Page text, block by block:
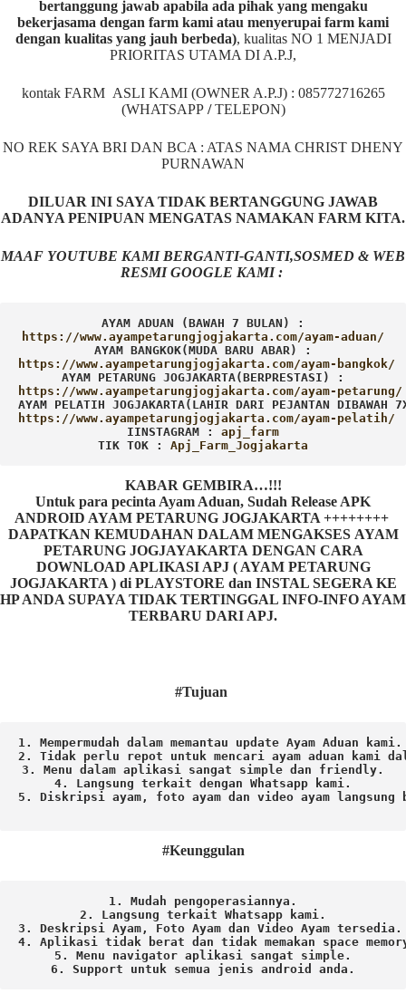
bertanggung jawab apabila ada pihak yang mengaku
bekerjasama dengan farm kami atau menyerupai farm kami
dengan kualitas yang jauh berbeda), kualitas NO 1 MENJADI
PRIORITAS UTAMA DI A.P.J,
kontak FARM ASLI KAMI (OWNER A.P.J) : 085772716265
(WHATSAPP /TELEPON)
NO REK SAYA BRI DAN BCA : ATAS NAMA CHRIST DHENY
PURNAWAN
DILUAR INI SAYA TIDAK BERTANGGUNG JAWAB
ADANYA PENIPUAN MENGATAS NAMAKAN FARM KITA.
MAAF YOUTUBE KAMI BERGANTI-GANTI,SOSMED & WEB
RESMI GOOGLE KAMI :
AYAM ADUAN (BAWAH 7 BULAN) :
AYAM BANGKOK(MUDA BARU ABAR) :
AYAM PETARUNG JOGJAKARTA(BERPRESTASI) :
AYAM PELATIH JOGJAKARTA(LAHIR DARI PEJANTAN DIBAWAH
IINSTAGRAM :
TIK TOK : Apj_Farm_Jogjakarta
KABAR GEMBIRA…!!!
Untuk para pecinta Ayam Aduan, Sudah Release APK
ANDROID AYAM PETARUNG JOGJAKARTA ++++++++
DAPATKAN KEMUDAHAN DALAM MENGAKSES AYAM
PETARUNG JOGJAYAKARTA DENGAN CARA
DOWNLOAD APLIKASI APJ ( AYAM PETARUNG
JOGJAKARTA ) di PLAYSTORE dan INSTAL SEGERA KE
HP ANDA SUPAYA TIDAK TERTINGGAL INFO-INFO AYAM
TERBARU DARI APJ.
#Tujuan
1. Mempermudah dalam memantau update Ayam Aduan kami.
2. Tidak perlu repot untuk mencari ayam aduan kami
3. Menu dalam aplikasi sangat simple dan friendly.
4. Langsung terkait dengan Whatsapp kami.
5. Diskripsi ayam, foto ayam dan video ayam
#Keunggulan
1. Mudah pengoperasiannya.
2. Langsung terkait Whatsapp kami.
3. Deskripsi Ayam, Foto Ayam dan Video Ayam tersedia.
4. Aplikasi tidak berat dan tidak memakan space
5. Menu navigator aplikasi sangat simple.
6. Support untuk semua jenis android anda.